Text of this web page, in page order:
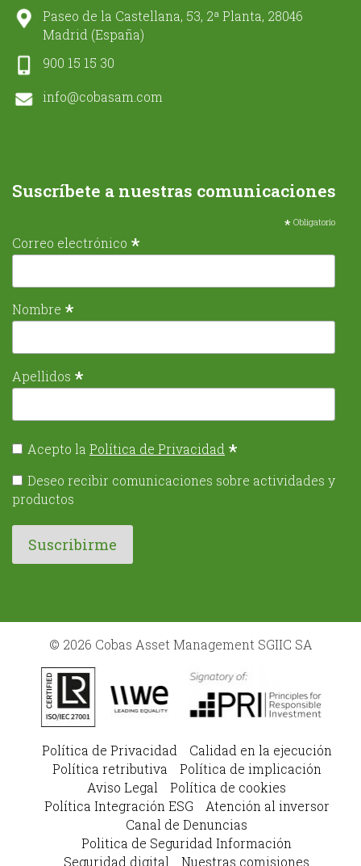
Paseo de la Castellana, 53, 2ª Planta, 28046
Madrid (España)
900 15 15 30
info@cobasam.com
Suscríbete a nuestras comunicaciones
* Obligatorio
Correo electrónico *
Nombre *
Apellidos *
Acepto la Política de Privacidad *
Deseo recibir comunicaciones sobre actividades y
productos
© 2026 Cobas Asset Management SGIIC SA
Política de Privacidad
Calidad en la ejecución
Política retributiva
Política de implicación
Aviso Legal
Política de cookies
Política Integración ESG
Atención al inversor
Canal de Denuncias
Politica de Seguridad Información
Seguridad digital
Nuestras comisiones